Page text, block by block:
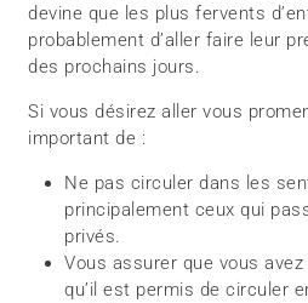
devine que les plus fervents
probablement d’aller faire leur
des prochains jours.
Si vous désirez aller vous
important de :
Ne pas circuler dans les
principalement ceux qui
privés.
Vous assurer que vous
qu’il est permis de circuler